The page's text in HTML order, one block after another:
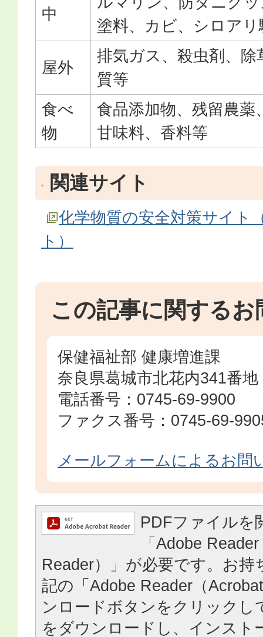
中
塗料、カビ、シロアリ
屋外
排気ガス、殺虫剤、除
質等
食べ
物
食品添加物、残留農薬
甘味料、香料等
関連サイト
化学物質の安全対策サイト
ト）
この記事に関するお
保健福祉部 健康増進課
奈良県葛城市北花内341番地
電話番号：0745-69-9900
ファクス番号：0745-69-
メールフォームによるお問
PDFファイルを
「Adobe
Reader）」が必要です。お持
記の「Adobe Reader（
ンロードボタンをクリックし
をダウンロードし、インスト